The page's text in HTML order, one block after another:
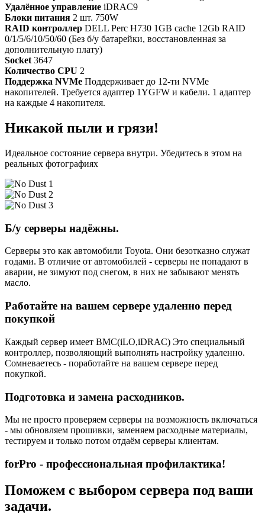
Удалённое управление iDRAC9
Блоки питания 2 шт. 750W
RAID контроллер DELL Perc H730 1GB cache 12Gb RAID
0/1/5/6/10/50/60 (Без б/у батарейки, восстановленная за
дополнительную плату)
Socket 3647
Количество CPU 2
Поддержка NVMe Поддерживает до 12-ти NVMe
накопителей. Требуется адаптер 1YGFW и кабели. 1 адаптер
на каждые 4 накопителя.
Никакой пыли и грязи!
Идеальное состояние сервера внутри. Убедитесь в этом на
реальных фотографиях
Б/у серверы надёжны.
Серверы это как автомобили Toyota. Они безотказно служат
годами. В отличие от автомобилей - серверы не попадают в
аварии, не зимуют под снегом, в них не забывают менять
масло.
Работайте на вашем сервере удаленно перед
покупкой
Каждый сервер имеет BMC(iLO,iDRAC) Это специальный
контроллер, позволяющий выполнять настройку удаленно.
Сомневаетесь - поработайте на вашем сервере перед
покупкой.
Подготовка и замена расходников.
Мы не просто проверяем серверы на возможность включаться
- мы обновляем прошивки, заменяем расходные материалы,
тестируем и только потом отдаём серверы клиентам.
forPro - профессиональная профилактика!
Поможем с выбором сервера под ваши
задачи.